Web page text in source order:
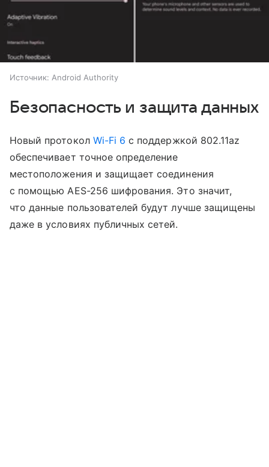
Источник: Android Authority
Безопасность и защита данных
Новый протокол Wi-Fi 6 с поддержкой 802.11az
обеспечивает точное определение
местоположения и защищает соединения
с помощью AES-256 шифрования. Это значит,
что данные пользователей будут лучше защищены
даже в условиях публичных сетей.